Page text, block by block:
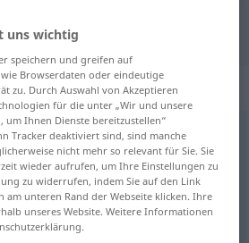
Übersetzung
anklicken/antippen)
Spaß, Lust
uns wichtig
speichern und greifen auf
Browserdaten oder eindeutige
zu. Durch Auswahl von Akzeptieren
für die unter „Wir und unsere
um Ihnen Dienste bereitzustellen“
Tracker deaktiviert sind, sind manche
nicht mehr so relevant für Sie. Sie
wieder aufrufen, um Ihre Einstellungen zu
zu widerrufen, indem Sie auf den Link
am unteren Rand der Webseite klicken. Ihre
unseres Website. Weitere Informationen